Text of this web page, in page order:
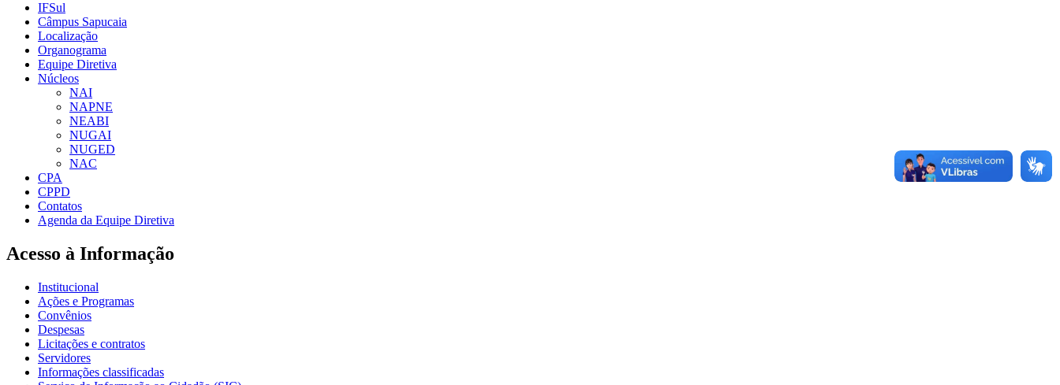
IFSul
Câmpus Sapucaia
Localização
Organograma
Equipe Diretiva
Núcleos
NAI
NAPNE
NEABI
NUGAI
NUGED
NAC
CPA
CPPD
Contatos
Agenda da Equipe Diretiva
Acesso à Informação
Institucional
Ações e Programas
Convênios
Despesas
Licitações e contratos
Servidores
Informações classificadas